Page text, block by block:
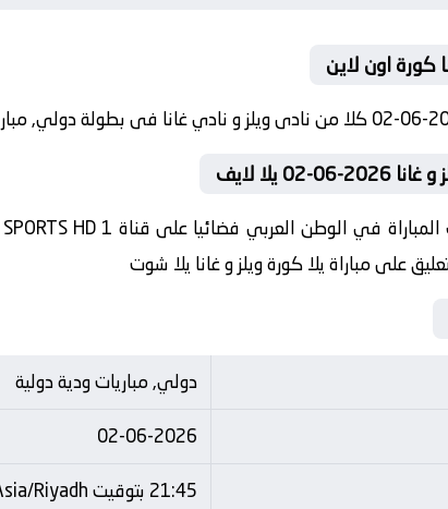
كورة اون لاين
يلا لايف
على مباراة يلا كورة ويلز و غانا يلا شوت
دولي, مباريات ودية دولية
02-06-2026
21:45 بتوقيت Asia/Riyadh